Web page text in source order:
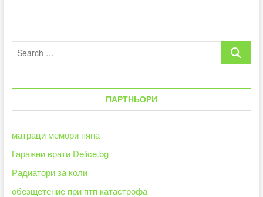
в
„Моменти“
Search
ПАРТНЬОРИ
матраци мемори пяна
Гаражни врати Delice.bg
Радиатори за коли
обезщетение при птп катастрофа